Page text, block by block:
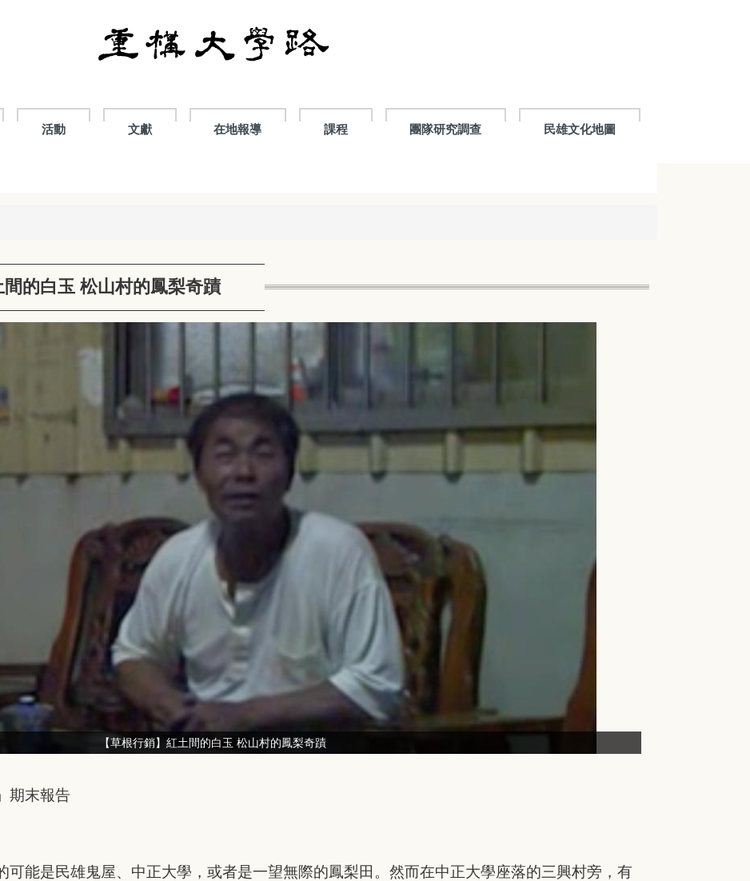
活動 文獻 在地報導 課程 團隊研究調查 民雄文化地圖
間的白玉 松山村的鳳梨奇蹟
【草根行銷】紅土間的白玉 松山村的鳳梨奇蹟
期末報告
可能是民雄鬼屋、中正大學，或者是一望無際的鳳梨田。然而在中正大學座落的三興村旁，有